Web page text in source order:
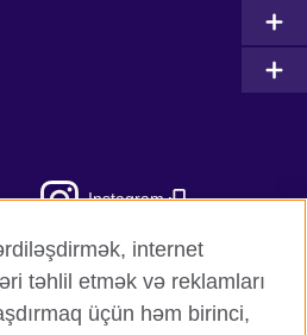
Instagram
TikTokinternet
təhlil etmək və reklamları
üçün həm birinci,